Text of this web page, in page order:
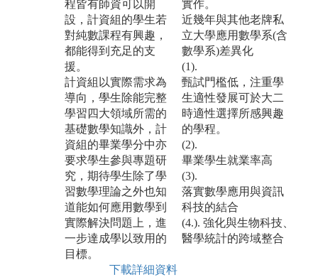
程皆有師資可以開
設，計資組的學生若
對純數課程有興趣，
都能得到充足的支
援。
計資組以實際需求為
導向，學生除能完整
學習四大領域所需的
基礎數學知識外，計
資組的畢業學分中亦
要求學生參與專題研
究，期待學生除了學
習數學理論之外也知
道能如何應用數學到
實際解決問題上，進
一步達成學以致用的
目標。
下載詳細資料
實作。
近幾年與其他老牌私
立大學應用數學系(含
數學系)差異化
(1).
甄試門檻低，注重學
生適性發展可於大二
時適性選擇所感興趣
的學程。
(2).
畢業學生就業率高
(3).
落實數學應用與資訊
科技的結合
(4.). 強化與生物科技、
醫學統計的跨域整合